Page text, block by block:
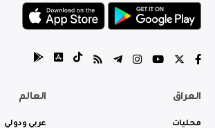
العراق
محليات
العالم
عربي ودولي